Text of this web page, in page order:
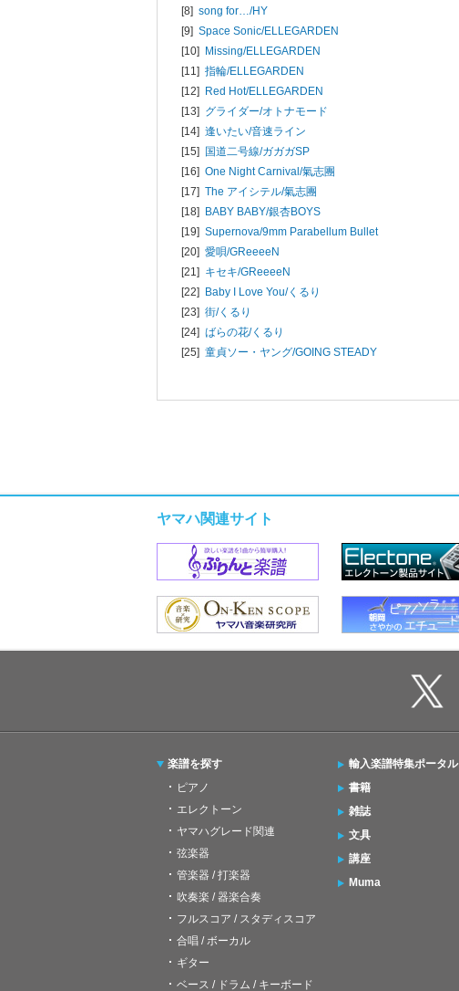
[8] song for…/HY
[9] Space Sonic/ELLEGARDEN
[10] Missing/ELLEGARDEN
[11] 指輪/ELLEGARDEN
[12] Red Hot/ELLEGARDEN
[13] グライダー/オトナモード
[14] 逢いたい/音速ライン
[15] 国道二号線/ガガガSP
[16] One Night Carnival/氣志團
[17] The アイシテル/氣志團
[18] BABY BABY/銀杏BOYS
[19] Supernova/9mm Parabellum Bullet
[20] 愛唄/GReeeeN
[21] キセキ/GReeeeN
[22] Baby I Love You/くるり
[23] 街/くるり
[24] ばらの花/くるり
[25] 童貞ソー・ヤング/GOING STEADY
ヤマハ関連サイト
楽譜を探す
ピアノ
エレクトーン
ヤマハグレード関連
弦楽器
管楽器 / 打楽器
吹奏楽 / 器楽合奏
フルスコア / スタディスコア
合唱 / ボーカル
ギター
ベース / ドラム / キーボード
輸入楽譜特集ポータル
書籍
雑誌
文具
講座
Muma